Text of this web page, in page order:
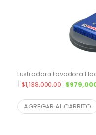
Lustradora Lavadora
$1,138,000.00 El precio
$
AGREGAR AL CARRITO